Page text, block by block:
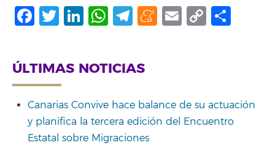
Facebook
Twitter
LinkedIn
WhatsApp
Telegram
Meneame
Email
Copy
ÚLTIMAS NOTICIAS
Canarias Convive hace balance de su actuación
y planifica la tercera edición del Encuentro
Estatal sobre Migraciones